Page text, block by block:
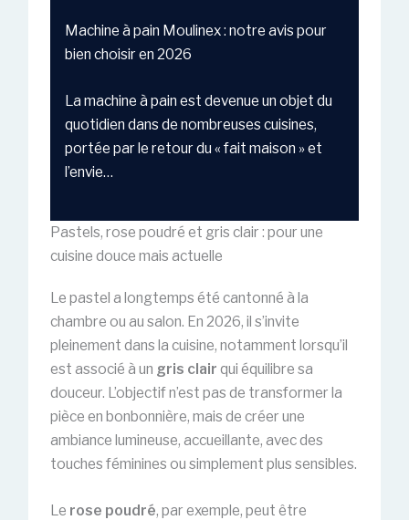
Machine à pain Moulinex : notre avis pour
bien choisir en 2026
La machine à pain est devenue un objet du
quotidien dans de nombreuses cuisines,
portée par le retour du « fait maison » et
l’envie…
Pastels, rose poudré et gris clair : pour une
cuisine douce mais actuelle
Le pastel a longtemps été cantonné à la
chambre ou au salon. En 2026, il s’invite
pleinement dans la cuisine, notamment lorsqu’il
est associé à un gris clair qui équilibre sa
douceur. L’objectif n’est pas de transformer la
pièce en bonbonnière, mais de créer une
ambiance lumineuse, accueillante, avec des
touches féminines ou simplement plus sensibles.
Le rose poudré, par exemple, peut être